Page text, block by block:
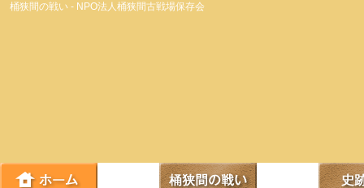
桶狭間の戦い - NPO法人桶狭間古戦場保存会